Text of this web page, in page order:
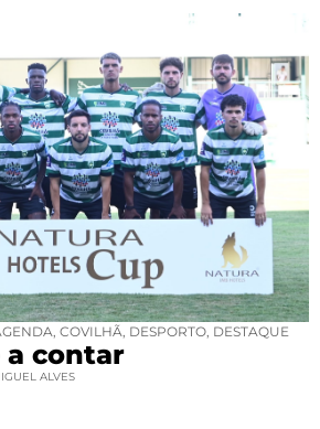
COVILHÃ DESPORTO DESTAQUE
a contar
ALVES